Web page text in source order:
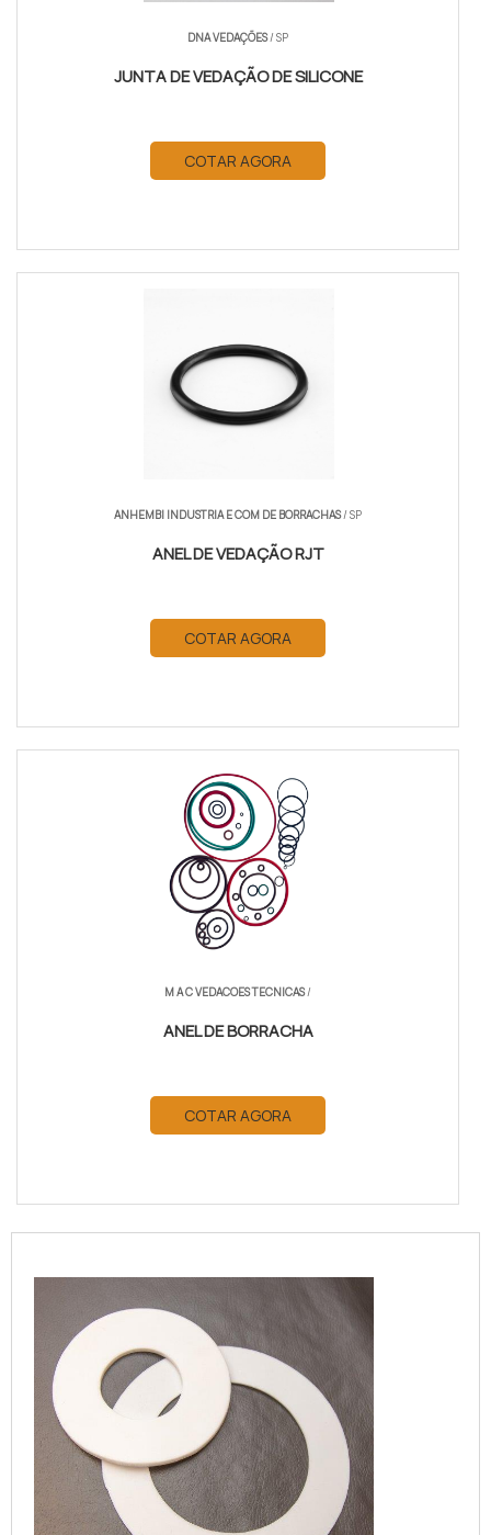
DNA VEDAÇÕES/ SP
JUNTA DE VEDAÇÃO DE SILICONE
COTAR AGORA
ANHEMBI INDUSTRIA E COM DE BORRACHAS/ SP
ANEL DE VEDAÇÃO RJT
COTAR AGORA
M A C VEDACOES TECNICAS/
ANEL DE BORRACHA
COTAR AGORA